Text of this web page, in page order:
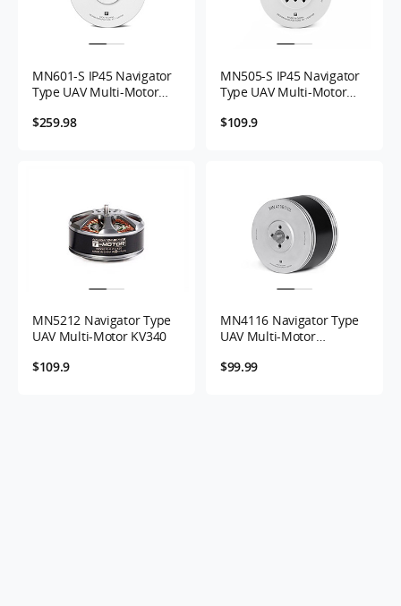
MN601-S IP45 Navigator
Type UAV Multi-Motor
$259.98
MN505-S IP45 Navigator
Type UAV Multi-Motor
$109.9
MN5212 Navigator Type
UAV Multi-Motor KV340
$109.9
MN4116 Navigator Type
UAV Multi-Motor
$99.99